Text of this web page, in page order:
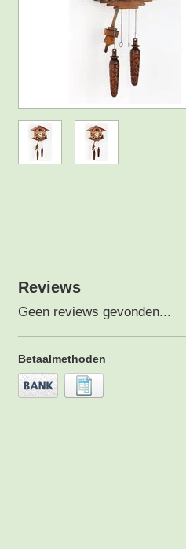
Reviews
Geen reviews gevonden...
Betaalmethoden